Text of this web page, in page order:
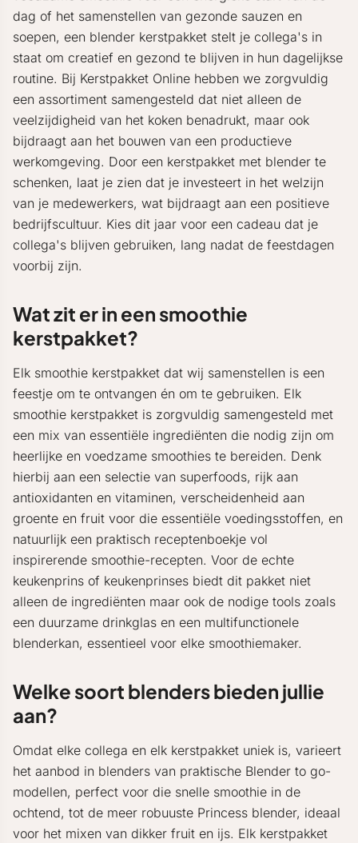
dag of het samenstellen van gezonde sauzen en
soepen, een blender kerstpakket stelt je collega's in
staat om creatief en gezond te blijven in hun dagelijkse
routine. Bij Kerstpakket Online hebben we zorgvuldig
een assortiment samengesteld dat niet alleen de
veelzijdigheid van het koken benadrukt, maar ook
bijdraagt aan het bouwen van een productieve
werkomgeving. Door een kerstpakket met blender te
schenken, laat je zien dat je investeert in het welzijn
van je medewerkers, wat bijdraagt aan een positieve
bedrijfscultuur. Kies dit jaar voor een cadeau dat je
collega's blijven gebruiken, lang nadat de feestdagen
voorbij zijn.
Wat zit er in een smoothie
kerstpakket?
Elk smoothie kerstpakket dat wij samenstellen is een
feestje om te ontvangen én om te gebruiken. Elk
smoothie kerstpakket is zorgvuldig samengesteld met
een mix van essentiële ingrediënten die nodig zijn om
heerlijke en voedzame smoothies te bereiden. Denk
hierbij aan een selectie van superfoods, rijk aan
antioxidanten en vitaminen, verscheidenheid aan
groente en fruit voor die essentiële voedingsstoffen, en
natuurlijk een praktisch receptenboekje vol
inspirerende smoothie-recepten. Voor de echte
keukenprins of keukenprinses biedt dit pakket niet
alleen de ingrediënten maar ook de nodige tools zoals
een duurzame drinkglas en een multifunctionele
blenderkan, essentieel voor elke smoothiemaker.
Welke soort blenders bieden jullie
aan?
Omdat elke collega en elk kerstpakket uniek is, varieert
het aanbod in blenders van praktische Blender to go-
modellen, perfect voor die snelle smoothie in de
ochtend, tot de meer robuuste Princess blender, ideaal
voor het mixen van dikker fruit en ijs. Elk kerstpakket